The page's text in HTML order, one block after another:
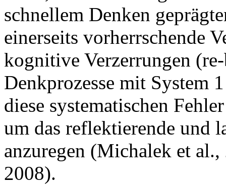
schnellem Denken
einerseits vorherrschende
kognitive Verzerrungen
Denkprozesse mit System
diese systematischen
um das reflektierende und
anzuregen (Michalek et
2008).